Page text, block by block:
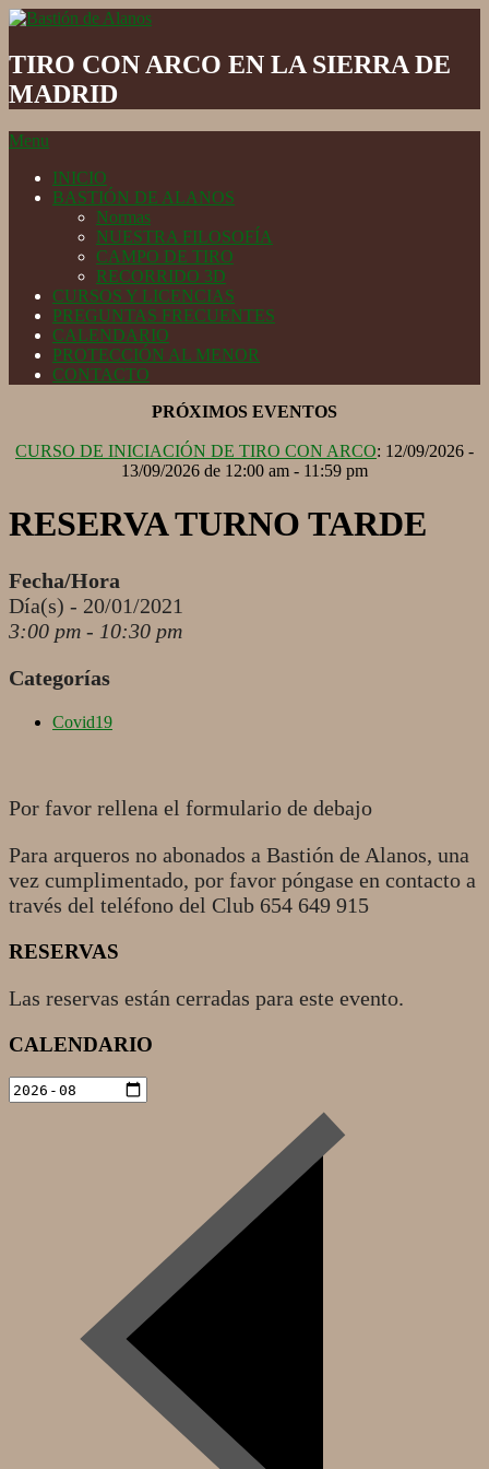
Skip
content
de
Alanos
TIRO CON ARCO EN LA SIERRA DE
MADRID
Secondary
Menu
Menu
INICIO
BASTIÓN DE ALANOS
Normas
NUESTRA FILOSOFÍA
CAMPO DE TIRO
RECORRIDO 3D
CURSOS Y LICENCIAS
PREGUNTAS FRECUENTES
CALENDARIO
PROTECCIÓN AL MENOR
CONTACTO
PRÓXIMOS EVENTOS
CURSO DE INICIACIÓN DE TIRO CON ARCO: 12/09/2026 -
13/09/2026 de 12:00 am - 11:59 pm
RESERVA TURNO TARDE
Fecha/Hora
Día(s) - 20/01/2021
3:00 pm - 10:30 pm
Categorías
Covid19
Por favor rellena el formulario de debajo
Para arqueros no abonados a Bastión de Alanos, una
vez cumplimentado, por favor póngase en contacto a
través del teléfono del Club 654 649 915
RESERVAS
Las reservas están cerradas para este evento.
2021-
20
CALENDARIO